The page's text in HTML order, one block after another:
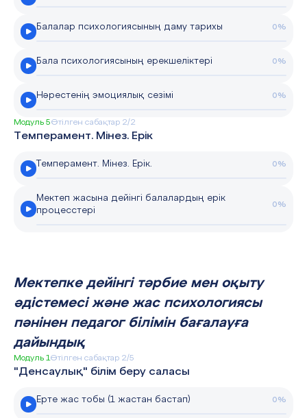
Балалар психологиясының даму тарихы 0%
Бала психологиясының ерекшеліктері 0%
Нәрестенің эмоциялық сезімі 0%
Модуль 5Өтілген сабақтар 2/2
Темперамент. Мінез. Ерік
Темперамент. Мінез. Ерік. 0%
Мектеп жасына дейінгі балалардың ерік
процесстері
0%
Мектепке дейінгі тәрбие мен оқыту
әдістемесі және жас психологиясы
пәнінен педагог білімін бағалауға
дайындық
Модуль 1Өтілген сабақтар 2/5
"Денсаулық" білім беру саласы
Ерте жас тобы (1 жастан бастап) 0%